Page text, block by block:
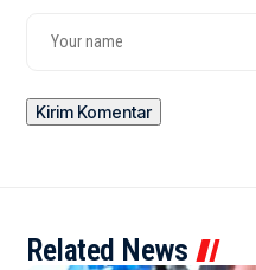
Related News